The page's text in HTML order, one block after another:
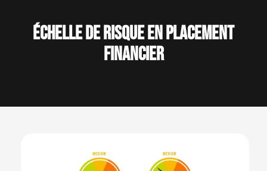
échelle de risque en placement
financier